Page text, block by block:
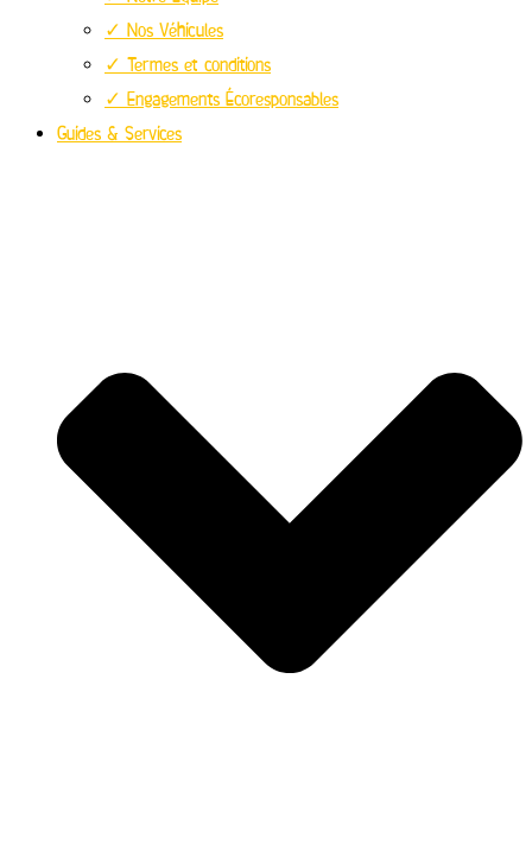
✓ Nos Véhicules
✓ Termes et conditions
✓ Engagements Écoresponsables
Guides & Services